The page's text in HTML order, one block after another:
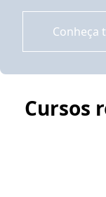
Conheça
Cursos